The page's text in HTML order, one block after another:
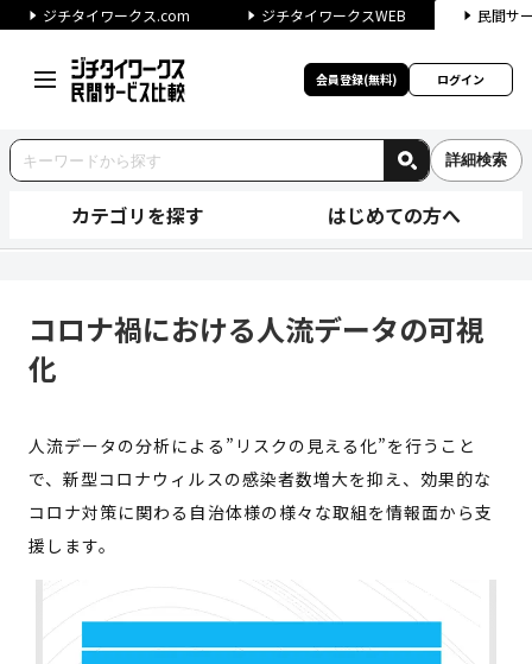
ジチタイワークス.com ジチタイワークスWEB 民間サ
会員登録(無料) ログイン
詳細検索
カテゴリを探す はじめての方へ
コロナ禍における人流データの可視
化
人流データの分析による”リスクの見える化”を行うこと
で、新型コロナウィルスの感染者数増大を抑え、効果的な
コロナ対策に関わる自治体様の様々な取組を情報面から支
援します。